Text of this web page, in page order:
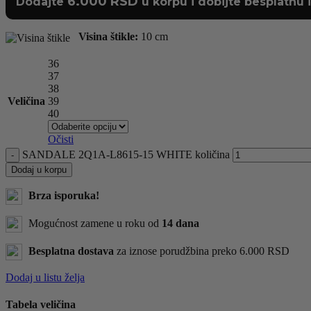
Visina štikle: 10 cm
Veličina
36
37
38
39
40
Očisti
SANDALE 2Q1A-L8615-15 WHITE količina
Dodaj u korpu
Brza isporuka!
Mogućnost zamene u roku od 14 dana
Besplatna dostava za iznose porudžbina preko 6.000 RSD
Dodaj u listu želja
Tabela veličina